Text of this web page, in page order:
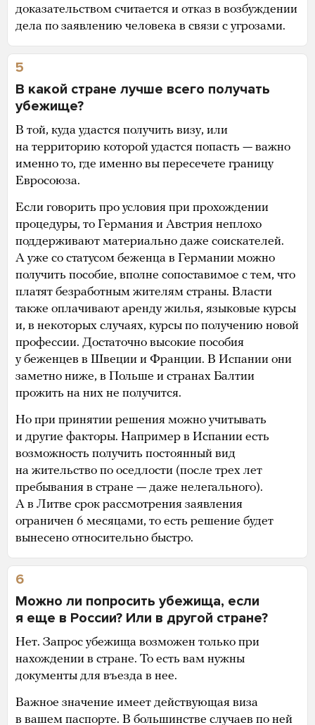
доказательством считается и отказ в возбуждении
дела по заявлению человека в связи с угрозами.
5
В какой стране лучше всего получать
убежище?
В той, куда удастся получить визу, или
на территорию которой удастся попасть — важно
именно то, где именно вы пересечете границу
Евросоюза.
Если говорить про условия при прохождении
процедуры, то Германия и Австрия неплохо
поддерживают материально даже соискателей.
А уже со статусом беженца в Германии можно
получить пособие, вполне сопоставимое с тем, что
платят безработным жителям страны. Власти
также оплачивают аренду жилья, языковые курсы
и, в некоторых случаях, курсы по получению новой
профессии. Достаточно высокие пособия
у беженцев в Швеции и Франции. В Испании они
заметно ниже, в Польше и странах Балтии
прожить на них не получится.
Но при принятии решения можно учитывать
и другие факторы. Например в Испании есть
возможность получить постоянный вид
на жительство по оседлости (после трех лет
пребывания в стране — даже нелегального).
А в Литве срок рассмотрения заявления
ограничен 6 месяцами, то есть решение будет
вынесено относительно быстро.
6
Можно ли попросить убежища, если
я еще в России? Или в другой стране?
Нет. Запрос убежища возможен только при
нахождении в стране. То есть вам нужны
документы для въезда в нее.
Важное значение имеет действующая виза
в вашем паспорте. В большинстве случаев по ней